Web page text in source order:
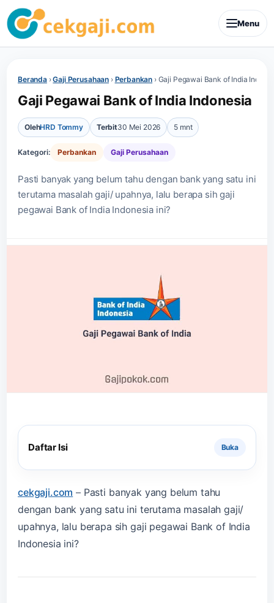
Menu
Beranda›Gaji Perusahaan › Perbankan › Gaji Pegawai Bank of India
Gaji Pegawai Bank of India Indonesia
OlehHRD Tommy Terbit30 Mei 2026 5 mnt
Kategori: Perbankan Gaji Perusahaan
Pasti banyak yang belum tahu dengan bank yang satu ini
terutama masalah gaji/ upahnya, lalu berapa sih gaji
pegawai Bank of India Indonesia ini?
Daftar Isi
cekgaji.com – Pasti banyak yang belum tahu
dengan bank yang satu ini terutama masalah gaji/
upahnya, lalu berapa sih gaji pegawai Bank of India
Indonesia ini?